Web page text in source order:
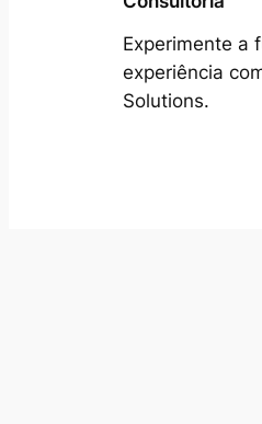
Experimente a
experiência
Solutions.